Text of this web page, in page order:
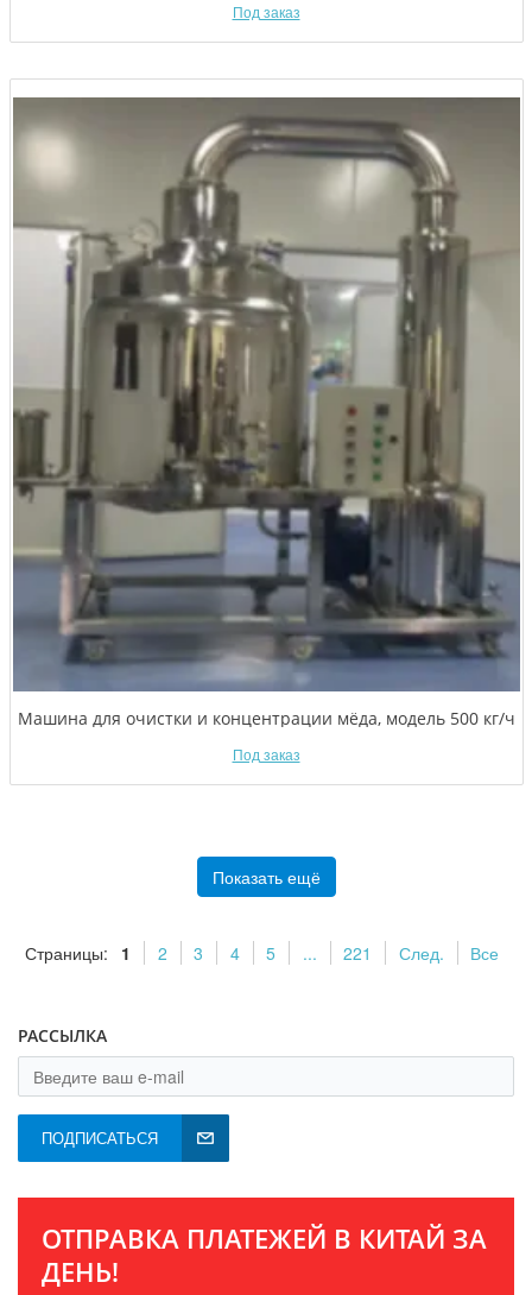
Под заказ
Машина для очистки и концентрации мёда, модель 500 кг/ч
Под заказ
Показать ещё
Страницы: 1 2 3 4 5 ... 221 След. Все
РАССЫЛКА
ПОДПИСАТЬСЯ
ОТПРАВКА ПЛАТЕЖЕЙ В КИТАЙ ЗА
ДЕНЬ!